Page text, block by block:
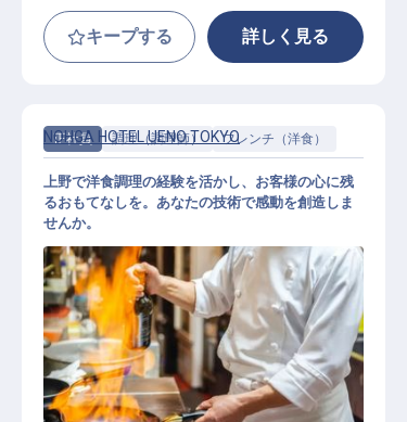
キープする 詳しく見る
正社員 調理（調理師） フレンチ（洋食）
洋食調理スタッフ
NOHGA HOTEL UENO TOKYO
上野で洋食調理の経験を活かし、お客様の心に残
るおもてなしを。あなたの技術で感動を創造しま
せんか。